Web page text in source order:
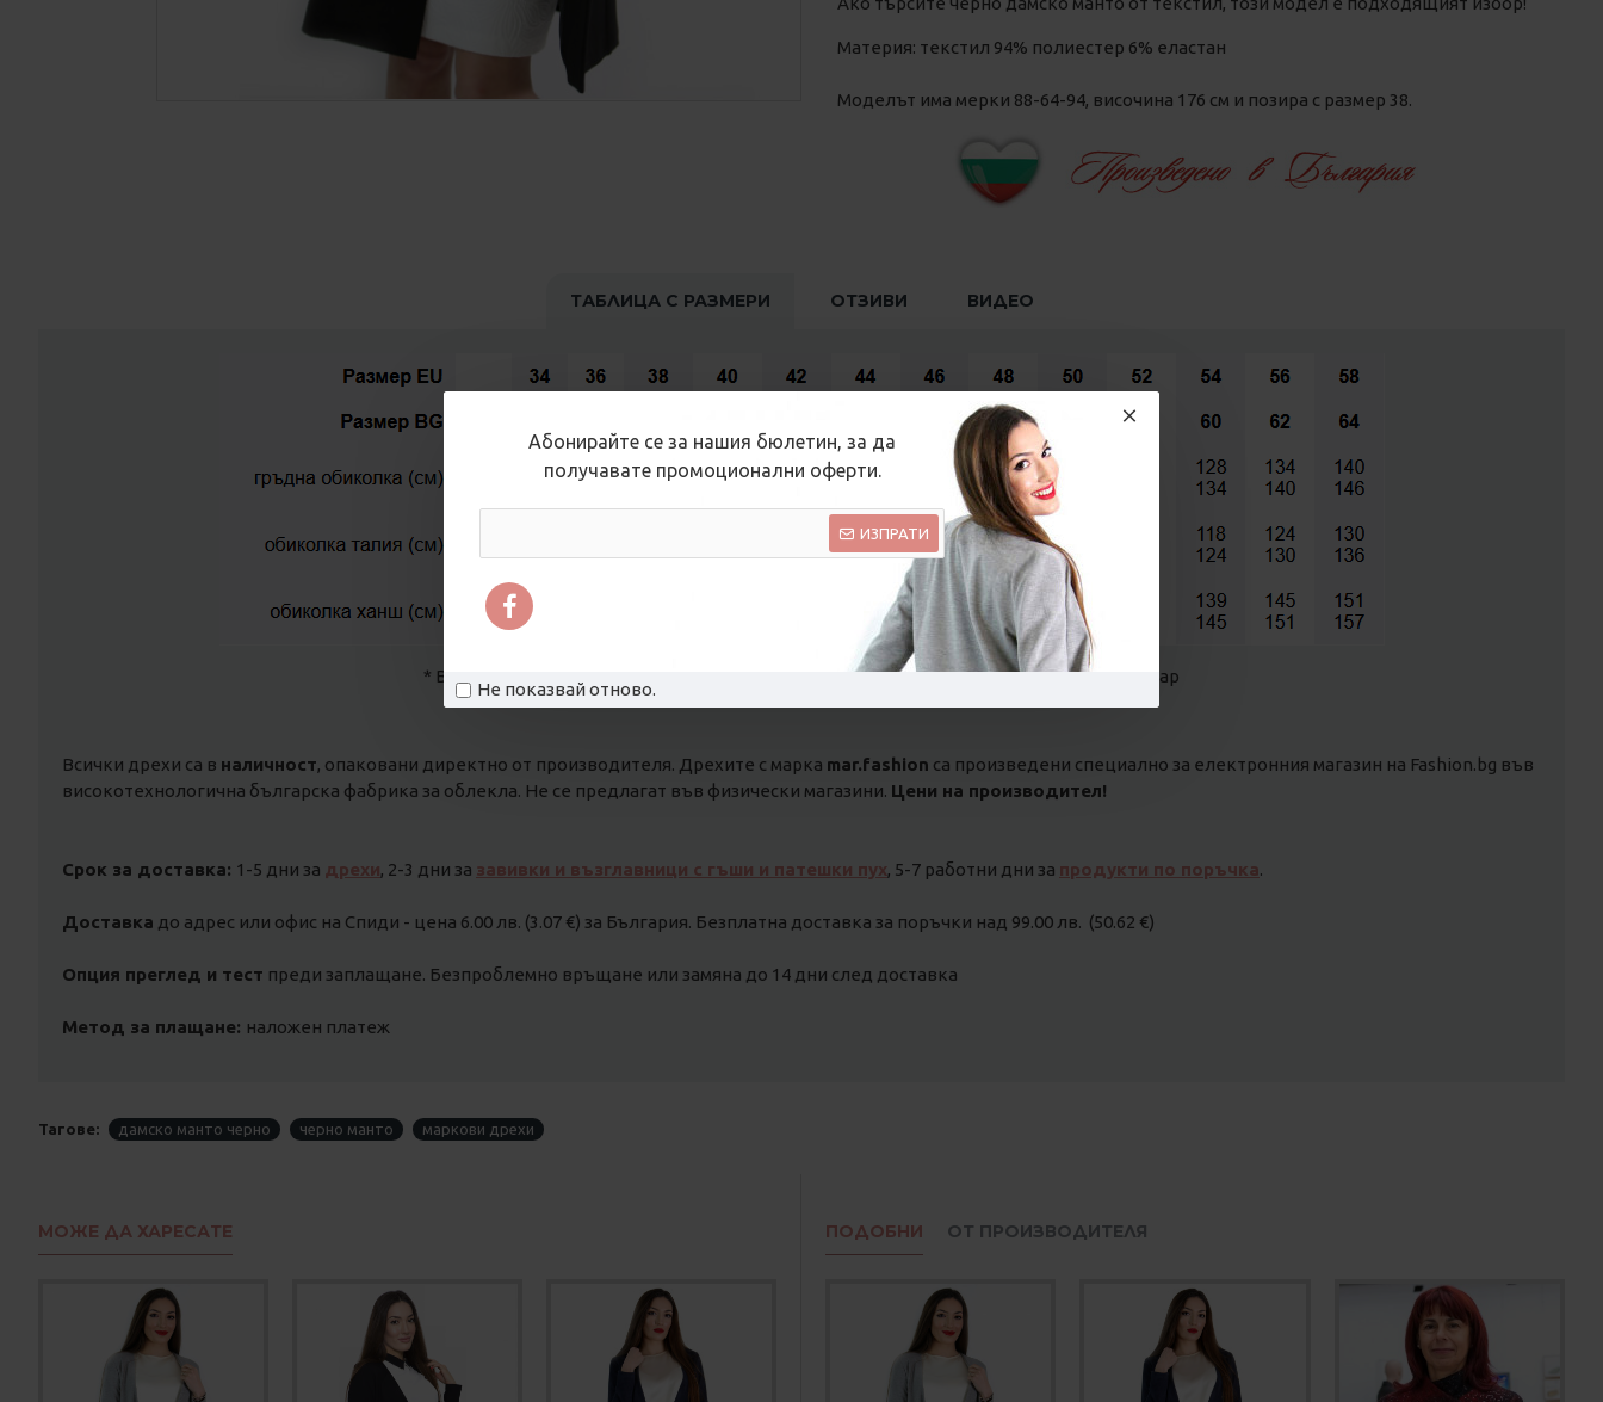
Абонирайте се за нашия бюлетин, за да
получавате промоционални оферти.
ИЗПРАТИ
Не показвай отново.
Материя: текстил 94% полиестер 6% еластан
Моделът има мерки 88-64-94, височина 176 см и позира с размер 38.
ТАБЛИЦА С РАЗМЕРИ ОТЗИВИ ВИДЕО
* В размера на саката и мантата има предвидена 2 см хлабавина за горна дреха с хастар
Всички дрехи са в наличност, опаковани директно от производителя. Дрехите с марка mar.fashion са произведени специално за електронния магазин на Fashion.bg във
високотехнологична българска фабрика за облекла. Не се предлагат във физически магазини. Цени на производител!
Срок за доставка: 1-5 дни за дрехи, 2-3 дни за завивки и възглавници с гъши и патешки пух, 5-7 работни дни за продукти по поръчка.
Доставка до адрес или офис на Спиди - цена 6.00 лв. (3.07 €) за България. Безплатна доставка за поръчки над 99.00 лв. (50.62 €)
Опция преглед и тест преди заплащане. Безпроблемно връщане или замяна до 14 дни след доставка
Метод за плащане: наложен платеж
Тагове: дамско манто черно черно манто маркови дрехи
МОЖЕ ДА ХАРЕСАТЕ ПОДОБНИ ОТ ПРОИЗВОДИТЕЛЯ